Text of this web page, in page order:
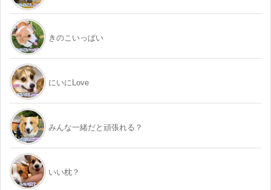
きのこいっぱい
にいにLove
みんな一緒だと頑張れる？
いい枕？